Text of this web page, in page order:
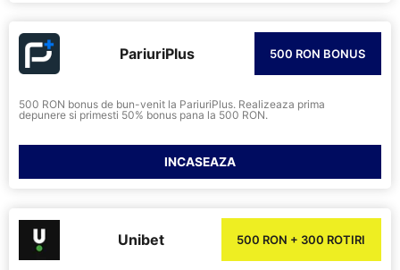
PariuriPlus 500 RON BONUS
500 RON bonus de bun-venit la PariuriPlus. Realizeaza prima
depunere si primesti 50% bonus pana la 500 RON.
INCASEAZA
Unibet 500 RON + 300 ROTIRI